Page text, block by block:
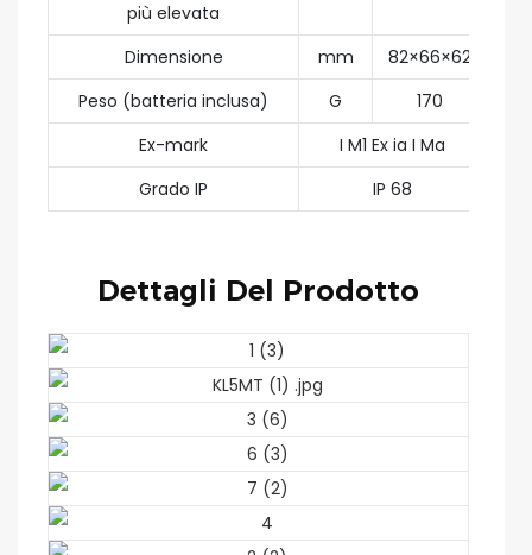
più elevata
Dimensione mm
82×66×62
Peso (batteria inclusa)
G
170
Ex-mark
I M1 Ex ia I Ma
Grado IP
IP 68
Dettagli Del Prodotto